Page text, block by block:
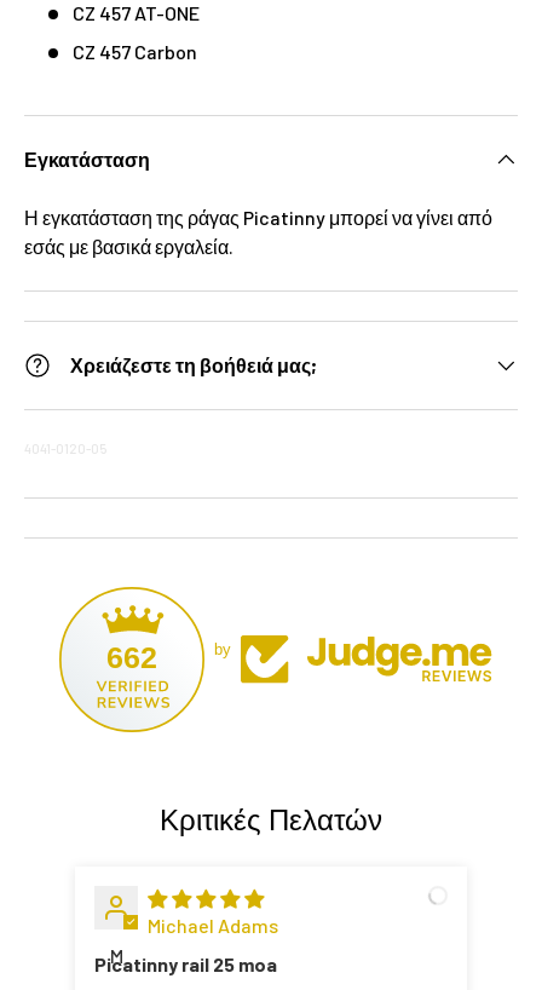
CZ 457 AT-ONE
CZ 457 Carbon
Εγκατάσταση
Η εγκατάσταση της ράγας Picatinny μπορεί να γίνει από
εσάς με βασικά εργαλεία.
Χρειάζεστε τη βοήθειά μας;
4041-0120-05
662 by
Κριτικές Πελατών
M
Michael Adams
Picatinny rail 25 moa